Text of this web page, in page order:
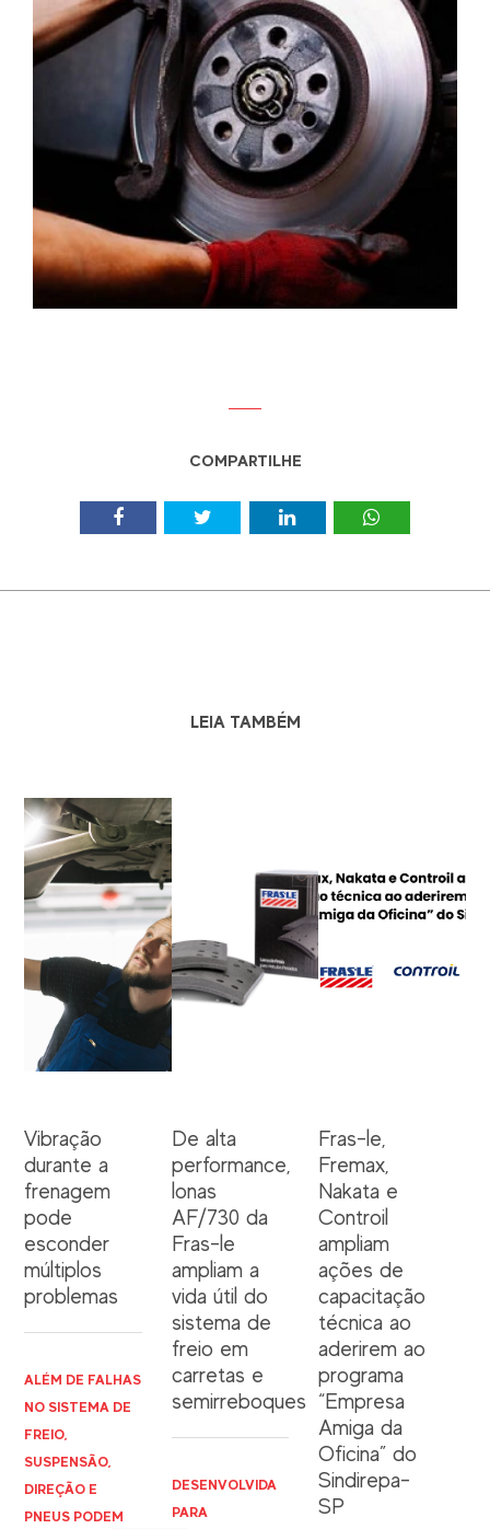
COMPARTILHE
LEIA TAMBÉM
Vibração
durante a
frenagem
pode
esconder
múltiplos
problemas
ALÉM DE FALHAS
NO SISTEMA DE
FREIO,
SUSPENSÃO,
DIREÇÃO E
PNEUS PODEM
De alta
performance,
lonas
AF/730 da
Fras-le
ampliam a
vida útil do
sistema de
freio em
carretas e
semirreboques
DESENVOLVIDA
PARA
Fras-le,
Fremax,
Nakata e
Controil
ampliam
ações de
capacitação
técnica ao
aderirem ao
programa
“Empresa
Amiga da
Oficina” do
Sindirepa-
SP